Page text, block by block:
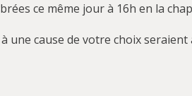
ce même jour à 16h en la
une cause de votre choix seraient